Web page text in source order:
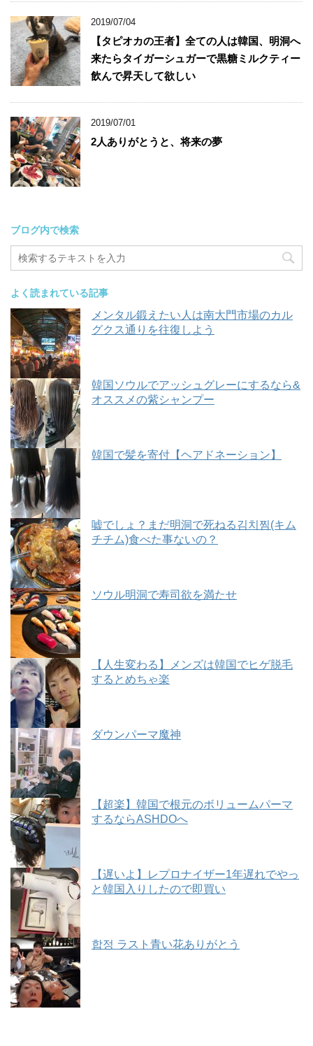
2019/07/04
【タピオカの王者】全ての人は韓国、明洞へ
来たらタイガーシュガーで黒糖ミルクティー
飲んで昇天して欲しい
2019/07/01
2人ありがとうと、将来の夢
ブログ内で検索
よく読まれている記事
メンタル鍛えたい人は南大門市場のカル
グクス通りを往復しよう
韓国ソウルでアッシュグレーにするなら&
オススメの紫シャンプー
韓国で髪を寄付【ヘアドネーション】
嘘でしょ？まだ明洞で死ねる김치찜(キム
チチム)食べた事ないの？
ソウル明洞で寿司欲を満たせ
【人生変わる】メンズは韓国でヒゲ脱毛
するとめちゃ楽
ダウンパーマ魔神
【超楽】韓国で根元のボリュームパーマ
するならASHDOへ
【遅いよ】レプロナイザー1年遅れでやっ
と韓国入りしたので即買い
합정 ラスト青い花ありがとう